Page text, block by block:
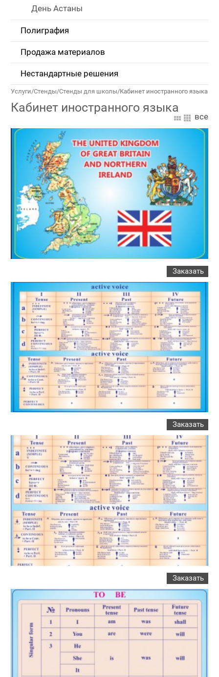
День Астаны
Полиграфия
Продажа материалов
Нестандартные решения
Услуги/Стенды/Стенды для школы/Кабинет иностранного языка
Кабинет иностранного языка
все
Заказать
Заказать
Заказать